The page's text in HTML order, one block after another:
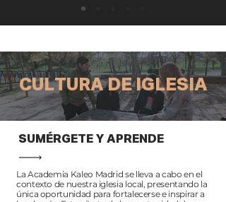
CULTURA DE IGLESIA
SUMÉRGETE Y APRENDE
La Academia Kaleo Madrid se lleva a cabo en el
contexto de nuestra iglesia local, presentando la
única oportunidad para fortalecerse e inspirar a